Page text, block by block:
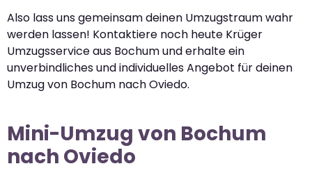
Also lass uns gemeinsam deinen Umzugstraum wahr
werden lassen! Kontaktiere noch heute Krüger
Umzugsservice aus Bochum und erhalte ein
unverbindliches und individuelles Angebot für deinen
Umzug von Bochum nach Oviedo.
Mini-Umzug von Bochum
nach Oviedo